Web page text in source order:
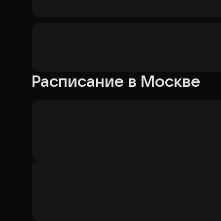
Расписание в Москве